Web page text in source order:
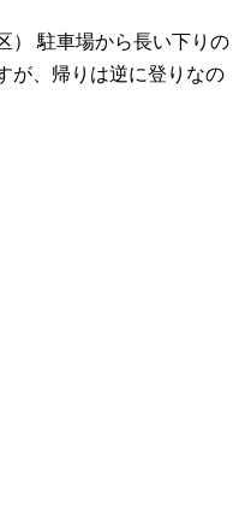
） 駐車場から長い下りの
が、帰りは逆に登りなの